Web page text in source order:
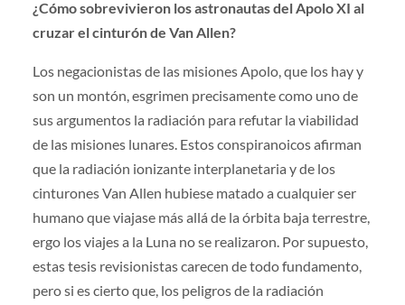
¿Cómo sobrevivieron los astronautas del Apolo XI al
cruzar el cinturón de Van Allen?
Los negacionistas de las misiones Apolo, que los hay y
son un montón, esgrimen precisamente como uno de
sus argumentos la radiación para refutar la viabilidad
de las misiones lunares. Estos conspiranoicos afirman
que la radiación ionizante interplanetaria y de los
cinturones Van Allen hubiese matado a cualquier ser
humano que viajase más allá de la órbita baja terrestre,
ergo los viajes a la Luna no se realizaron. Por supuesto,
estas tesis revisionistas carecen de todo fundamento,
pero si es cierto que, los peligros de la radiación